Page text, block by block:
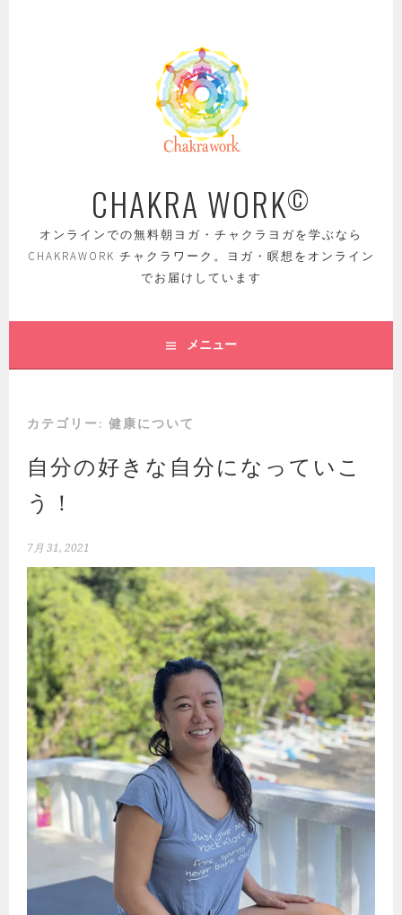
CHAKRA WORK©
オンラインでの無料朝ヨガ・チャクラヨガを学ぶなら
CHAKRAWORK チャクラワーク。ヨガ・瞑想をオンライン
でお届けしています
メニュー
カテゴリー:健康について
自分の好きな自分になっていこ
う！
7月 31, 2021